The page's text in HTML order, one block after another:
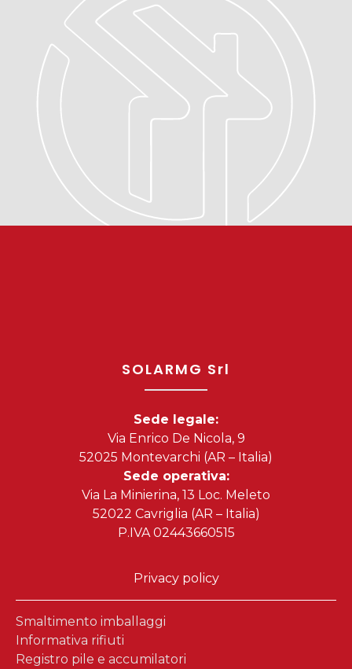
SOLARMG Srl
Sede legale:
Via Enrico De Nicola, 9
52025 Montevarchi (AR – Italia)
Sede operativa:
Via La Minierina, 13 Loc. Meleto
52022 Cavriglia (AR – Italia)
P.IVA 02443660515
Privacy policy
Smaltimento imballaggi
Informativa rifiuti
Registro pile e accumilatori